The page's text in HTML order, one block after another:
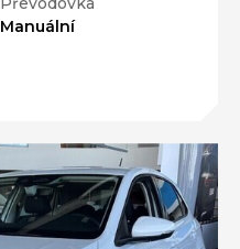
Manuální